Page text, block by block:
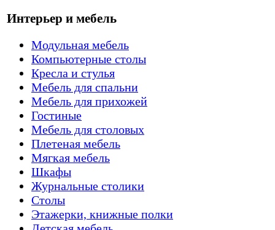
Интерьер и мебель
Модульная мебель
Компьютерные столы
Кресла и стулья
Мебель для спальни
Мебель для прихожей
Гостиные
Мебель для столовых
Плетеная мебель
Мягкая мебель
Шкафы
Журнальные столики
Столы
Этажерки, книжные полки